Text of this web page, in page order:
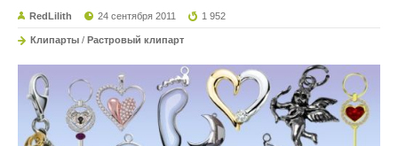
RedLilith 24 сентября 2011 1 952
Клипарты / Растровый клипарт